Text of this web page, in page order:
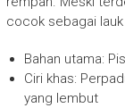
cocok sebagai
Bahan utama:
Ciri khas:
yang lembut